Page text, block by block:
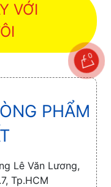
VỚI
PHẨM
Lê Văn Lương,
Tp.HCM
0